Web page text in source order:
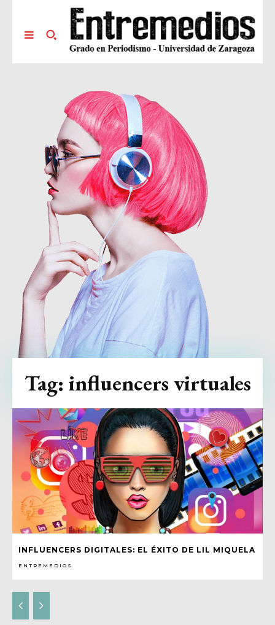
INFLUENCERS DIGITALES: EL ÉXITO DE LIL MIQUELA
ENTREMEDIOS
Tag: influencers virtuales